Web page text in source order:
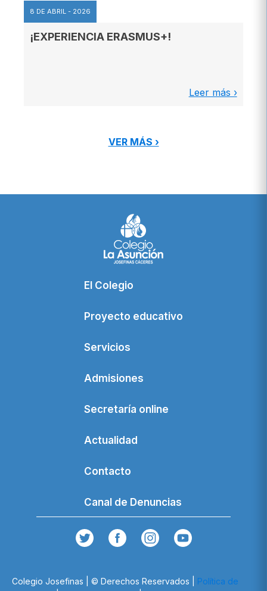
8 DE ABRIL - 2026
¡EXPERIENCIA ERASMUS+!
Leer más ›
VER MÁS ›
El Colegio
Proyecto educativo
Servicios
Admisiones
Secretaría online
Actualidad
Contacto
Canal de Denuncias
Colegio Josefinas | © Derechos Reservados | Política de